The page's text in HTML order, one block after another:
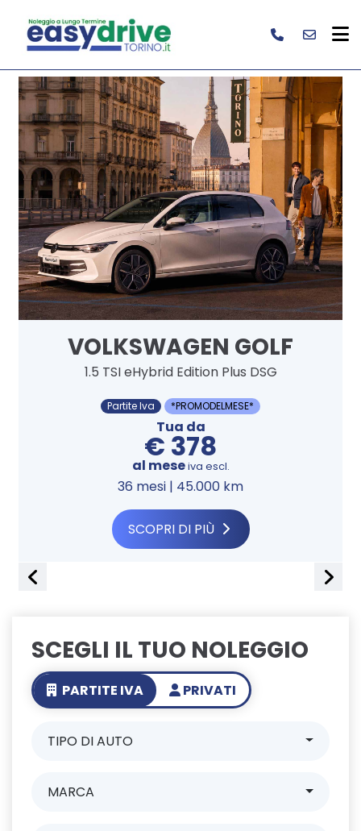
VOLKSWAGEN GOLF
1.5 TSI eHybrid Edition Plus DSG
Partite Iva *PROMODELMESE*
Tua da
€ 378
al meseiva escl.
36 mesi | 45.000 km
SCOPRI DI PIÙ
SCEGLI IL TUO NOLEGGIO
PARTITE IVA PRIVATI
TIPO DI AUTO
MARCA